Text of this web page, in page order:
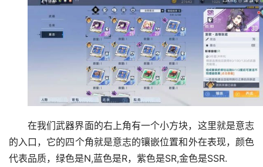
在我们武器界面的右上角有一个小方块，这里就是意志
的入口，它的四个角就是意志的镶嵌位置和外在表现，颜色
代表品质，绿色是N,蓝色是R，紫色是SR,金色是SSR.